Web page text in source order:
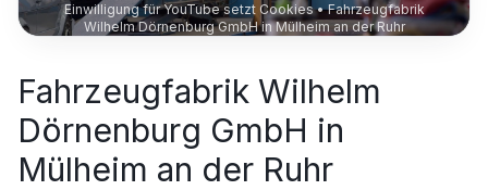
Einwilligung für YouTube setzt Cookies •Fahrzeugfabrik
Wilhelm Dörnenburg GmbH in Mülheim an der Ruhr
Fahrzeugfabrik Wilhelm
Dörnenburg GmbH in
Mülheim an der Ruhr